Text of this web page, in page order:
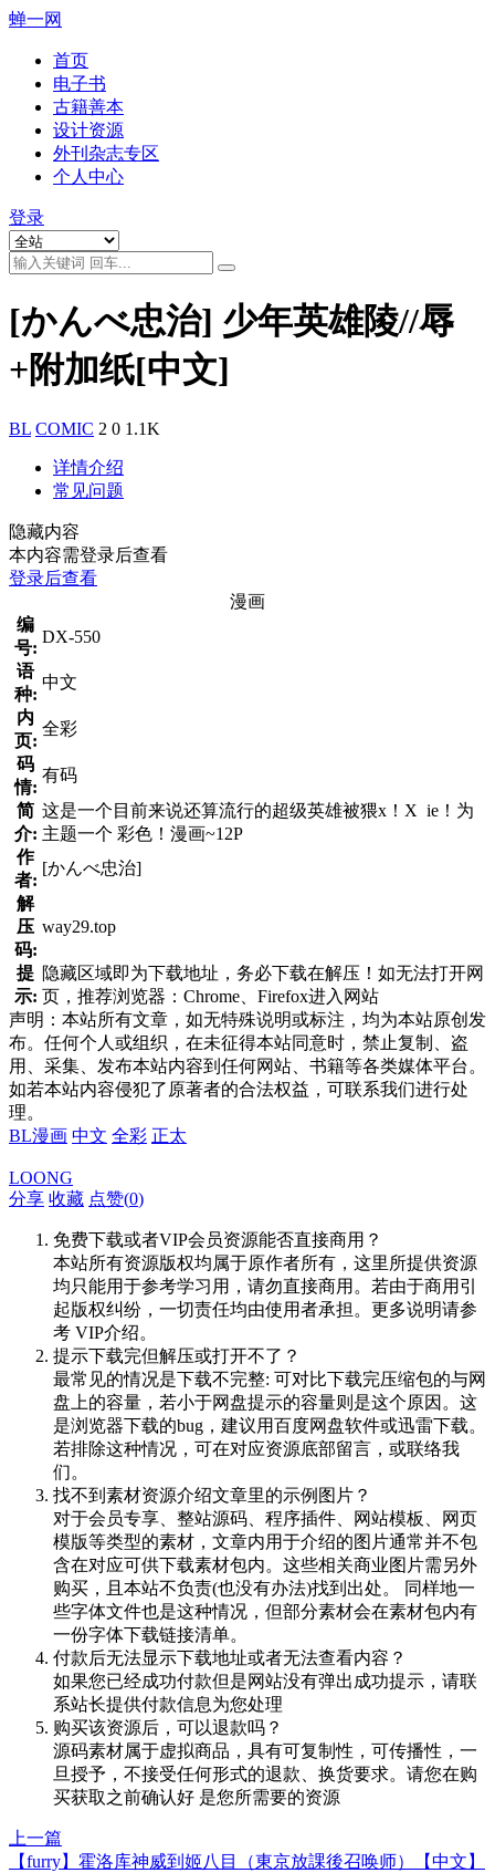
蝉一网
首页
电子书
古籍善本
设计资源
外刊杂志专区
个人中心
登录
[かんべ忠治] 少年英雄陵//辱
+附加纸[中文]
BL COMIC 2 0 1.1K
详情介绍
常见问题
隐藏内容
本内容需登录后查看
登录后查看
漫画
编
号:
DX-550
语
种:
中文
内
页:
全彩
码
情:
有码
简
介:
这是一个目前来说还算流行的超级英雄被猥x！X ie！为
主题一个 彩色！漫画~12P
作
者:
[かんべ忠治]
解
压
码:
way29.top
提
示:
隐藏区域即为下载地址，务必下载在解压！如无法打开网
页，推荐浏览器：Chrome、Firefox进入网站
声明：本站所有文章，如无特殊说明或标注，均为本站原创发
布。任何个人或组织，在未征得本站同意时，禁止复制、盗
用、采集、发布本站内容到任何网站、书籍等各类媒体平台。
如若本站内容侵犯了原著者的合法权益，可联系我们进行处
理。
BL漫画 中文 全彩 正太
LOONG
分享 收藏 点赞(0)
免费下载或者VIP会员资源能否直接商用？
本站所有资源版权均属于原作者所有，这里所提供资源
均只能用于参考学习用，请勿直接商用。若由于商用引
起版权纠纷，一切责任均由使用者承担。更多说明请参
考 VIP介绍。
提示下载完但解压或打开不了？
最常见的情况是下载不完整: 可对比下载完压缩包的与网
盘上的容量，若小于网盘提示的容量则是这个原因。这
是浏览器下载的bug，建议用百度网盘软件或迅雷下载。
若排除这种情况，可在对应资源底部留言，或联络我
们。
找不到素材资源介绍文章里的示例图片？
对于会员专享、整站源码、程序插件、网站模板、网页
模版等类型的素材，文章内用于介绍的图片通常并不包
含在对应可供下载素材包内。这些相关商业图片需另外
购买，且本站不负责(也没有办法)找到出处。 同样地一
些字体文件也是这种情况，但部分素材会在素材包内有
一份字体下载链接清单。
付款后无法显示下载地址或者无法查看内容？
如果您已经成功付款但是网站没有弹出成功提示，请联
系站长提供付款信息为您处理
购买该资源后，可以退款吗？
源码素材属于虚拟商品，具有可复制性，可传播性，一
旦授予，不接受任何形式的退款、换货要求。请您在购
买获取之前确认好 是您所需要的资源
上一篇
【furry】霍洛库神威到姬八目（東京放課後召唤师）【中文】